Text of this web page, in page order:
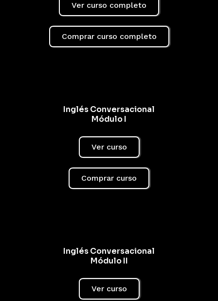
Ver curso completo
Comprar curso completo
Inglés Conversacional
Módulo I
Ver curso
Comprar curso
Inglés Conversacional
Módulo II
Ver curso